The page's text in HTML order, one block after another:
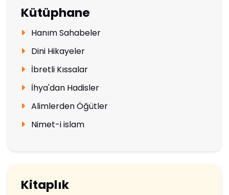
Kütüphane
Hanım Sahabeler
Dini Hikayeler
İbretli Kıssalar
İhya'dan Hadisler
Alimlerden Öğütler
Nimet-i islam
Kitaplık